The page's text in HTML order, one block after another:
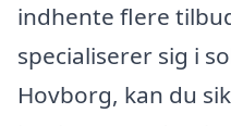
indhente flere
specialiserer sig i
Hovborg, kan du